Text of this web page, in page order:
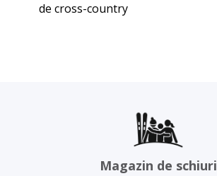
de cross-country
Magazin de schiuri